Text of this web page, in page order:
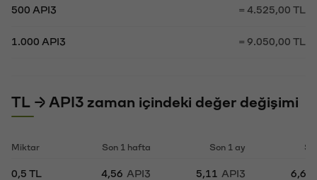
500 API3 = 4.525,00 TL
1.000 API3 = 9.050,00 TL
TL → API3 zaman içindeki değer değişimi
Miktar Son 1 hafta Son 1 ay
0,5 TL 4,56 API3 5,11 API3 6,68